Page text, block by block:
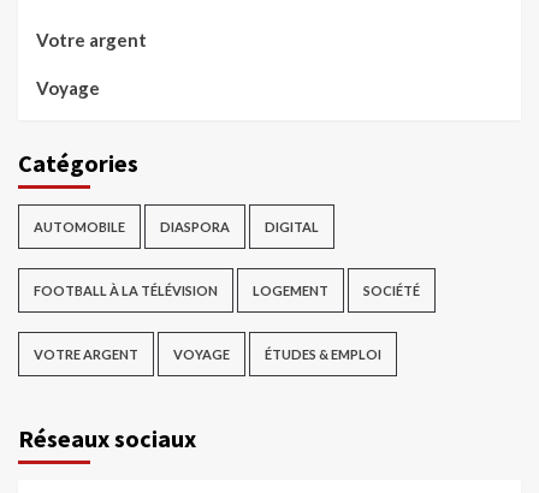
Votre argent
Voyage
Catégories
AUTOMOBILE DIASPORA DIGITAL
FOOTBALL À LA TÉLÉVISION LOGEMENT SOCIÉTÉ
VOTRE ARGENT VOYAGE ÉTUDES & EMPLOI
Réseaux sociaux